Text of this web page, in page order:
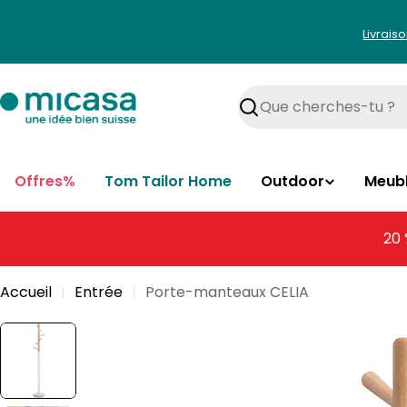
Rechercher
Offres% Tom Tailor Home Outdoor
20
Accueil Entrée Porte-manteaux CELIA